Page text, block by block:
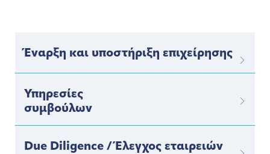
Έναρξη και υποστήριξη επιχείρησης
Υπηρεσίες
συμβούλων
Due Diligence / Έλεγχος εταιρειών